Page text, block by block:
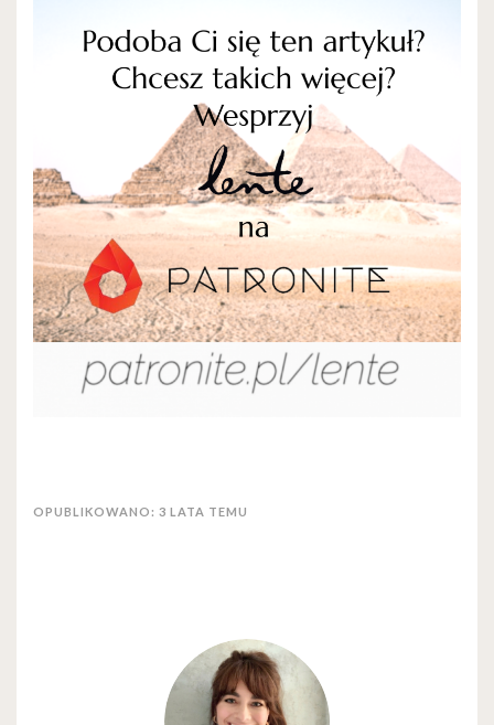
OPUBLIKOWANO: 3 LATA TEMU